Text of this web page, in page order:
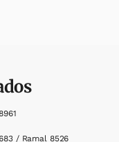
/ Ramal 8526